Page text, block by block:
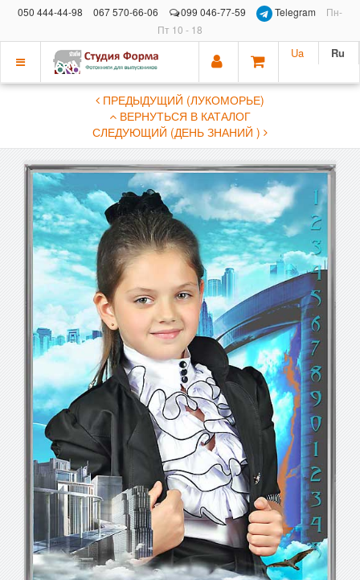
050 444-44-98 067 570-66-06 099 046-77-59 Telegram
Пн-
Пт 10 - 18
Показать
Ua Ru
ПРЕДЫДУЩИЙ (ЛУКОМОРЬЕ)
ВЕРНУТЬСЯ В КАТАЛОГ
СЛЕДУЮЩИЙ (ДЕНЬ ЗНАНИЙ )